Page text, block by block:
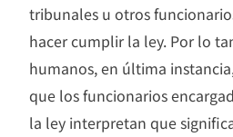
tribunales u otros
hacer cumplir la ley. Por lo
humanos, en última
que los funcionarios
la ley interpretan que